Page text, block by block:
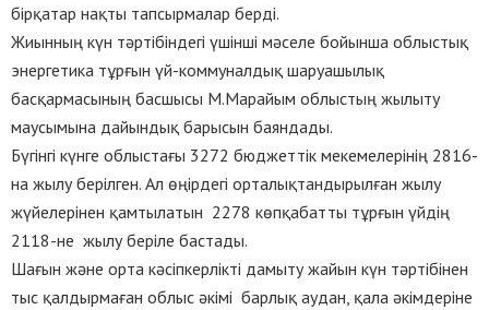
бірқатар нақты тапсырмалар берді.
Жиынның күн тәртібіндегі үшінші мәселе бойынша облыстық
энергетика тұрғын үй-коммуналдық шаруашылық
басқармасының басшысы М.Марайым облыстың жылыту
маусымына дайындық барысын баяндады.
Бүгінгі күнге облыстағы 3272 бюджеттік мекемелерінің 2816-
на жылу берілген. Ал өңірдегі орталықтандырылған жылу
жүйелерінен қамтылатын 2278 көпқабатты тұрғын үйдің
2118-не жылу беріле бастады.
Шағын және орта кәсіпкерлікті дамыту жайын күн тәртібінен
тыс қалдырмаған облыс әкімі барлық аудан, қала әкімдеріне